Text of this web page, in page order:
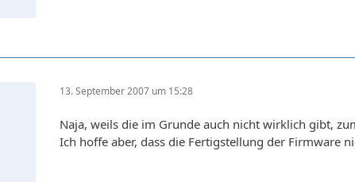
13. September 2007 um 15:28
Naja, weils die im Grunde auch nicht wirklich gibt,
Ich hoffe aber, dass die Fertigstellung der Firmware